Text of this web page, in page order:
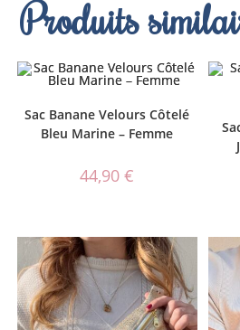
Produits
Sac Banane Velours Côtelé
Bleu Marine – Femme
44,90€